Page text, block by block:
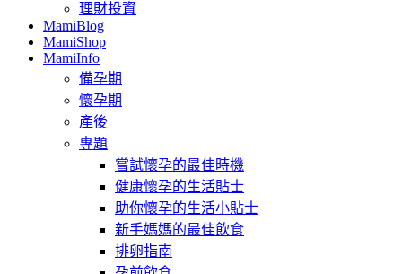
理財投資
MamiBlog
MamiShop
MamiInfo
備孕期
懷孕期
產後
專題
嘗試懷孕的最佳時機
健康懷孕的生活貼士
助你懷孕的生活小貼士
新手媽媽的最佳飲食
排卵指南